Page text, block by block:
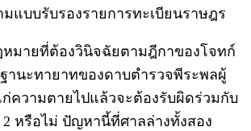
มแบบรับรองรายการทะเบียนราษฎร
มายที่ต้องวินิจฉัยตามฎีกาของโจทก์
ฐานะทายาทของดาบตำรวจพีระพลผู้
ความตายไปแล้วจะต้องรับผิดร่วมกับ
2 หรือไม่ ปัญหานี้ที่ศาลล่างทั้งสอง